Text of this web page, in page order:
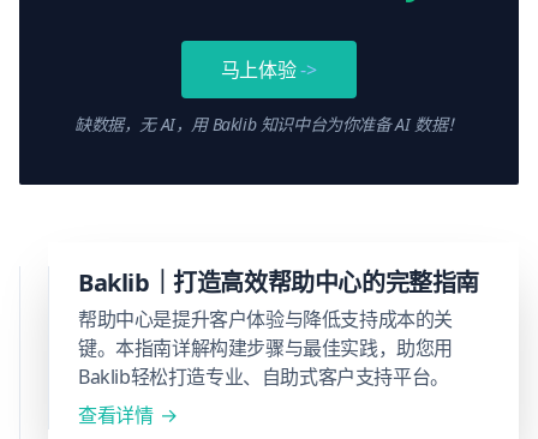
涵盖
识库
设，
助力
优化
马上体验->
缺数据，无 AI，用 Baklib 知识中台为你准备 AI 数据！
2025 年顶
级客户服
务软件推
荐与趋势
洞察
Baklib｜打造高效帮助中心的完整指南
帮助中心是提升客户体验与降低支持成本的关
键。本指南详解构建步骤与最佳实践，助您用
Baklib轻松打造专业、自助式客户支持平台。
查看详情